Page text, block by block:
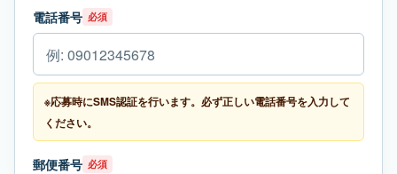
電話番号 必須
※応募時にSMS認証を行います。必ず正しい電話番号を入力して
ください。
郵便番号 必須